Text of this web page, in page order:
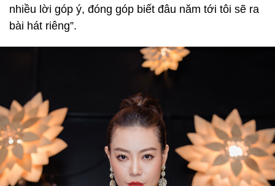
nhiều lời góp ý, đóng góp biết đâu năm tới tôi sẽ ra
bài hát riêng”.